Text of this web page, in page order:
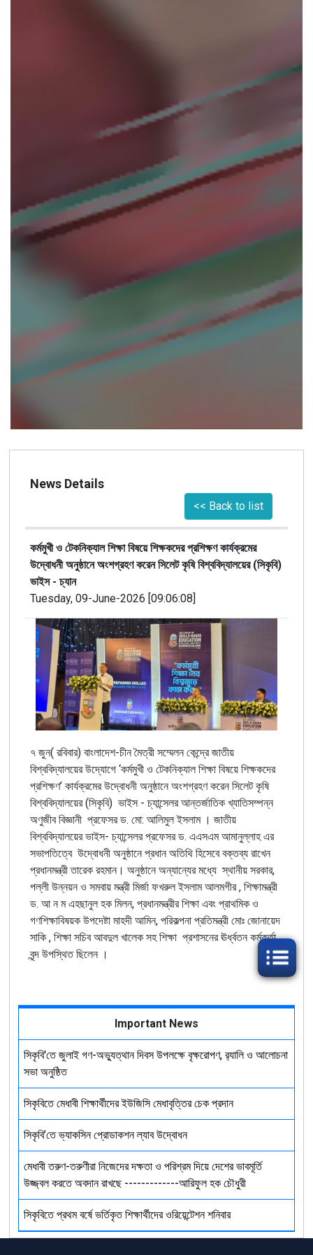
News Details
<< Back to list
কর্মমুখী ও টেকনিক্যাল শিক্ষা বিষয়ে শিক্ষকদের প্রশিক্ষণ কার্যক্রমের
উদ্বোধনী অনুষ্ঠানে অংশগ্রহণ করেন সিলেট কৃষি বিশ্ববিদ্যালয়ের (সিকৃবি)
ভাইস - চ্যান
Tuesday, 09-June-2026 [09:06:08]
৭ জুন( রবিবার) বাংলাদেশ-চীন মৈত্রী সম্মেলন কেন্দ্রে জাতীয়
বিশ্ববিদ্যালয়ের উদ্যোগে ‘কর্মমুখী ও টেকনিক্যাল শিক্ষা বিষয়ে শিক্ষকদের
প্রশিক্ষণ’ কার্যক্রমের উদ্বোধনী অনুষ্ঠানে অংশগ্রহণ করেন সিলেট কৃষি
বিশ্ববিদ্যালয়ের (সিকৃবি) ভাইস - চ্যান্সেলর আন্তর্জাতিক খ্যাতিসম্পন্ন
অণুজীব বিজ্ঞানী প্রফেসর ড. মো: আলিমুল ইসলাম । জাতীয়
বিশ্ববিদ্যালয়ের ভাইস- চ্যান্সেলর প্রফেসর ড. এএসএম আমানুল্লাহ এর
সভাপতিত্বে উদ্বোধনী অনুষ্ঠানে প্রধান অতিথি হিসেবে বক্তব্য রাখেন
প্রধানমন্ত্রী তারেক রহমান। অনুষ্ঠানে অন্যান্যের মধ্যে স্থানীয় সরকার,
পল্লী উন্নয়ন ও সমবায় মন্ত্রী মির্জা ফখরুল ইসলাম আলমগীর , শিক্ষামন্ত্রী
ড. আ ন ম এহছানুল হক মিলন, প্রধানমন্ত্রীর শিক্ষা এবং প্রাথমিক ও
গণশিক্ষাবিষয়ক উপদেষ্টা মাহদী আমিন, পরিকল্পনা প্রতিমন্ত্রী মোঃ জোনায়েদ
সাকি , শিক্ষা সচিব আবদুল খালেক সহ শিক্ষা প্রশাসনের ঊর্ধ্বতন কর্মকর্তা
বৃন্দ উপস্থিত ছিলেন ।
Important News
সিকৃবি'তে জুলাই গণ-অভ্যুত্থান দিবস উপলক্ষে বৃক্ষরোপণ, র‍্যালি ও আলোচনা
সভা অনুষ্ঠিত
সিকৃবিতে মেধাবী শিক্ষার্থীদের ইউজিসি মেধাবৃত্তির চেক প্রদান
সিকৃবি’তে ভ্যাকসিন প্রোডাকশন ল্যাব উদ্বোধন
মেধাবী তরুণ-তরুণীরা নিজেদের দক্ষতা ও পরিশ্রম দিয়ে দেশের ভাবমূর্তি
উজ্জ্বল করতে অবদান রাখছে -------------আরিফুল হক চৌধুরী
সিকৃবিতে প্রথম বর্ষে ভর্তিকৃত শিক্ষার্থীদের ওরিয়েন্টেশন শনিবার